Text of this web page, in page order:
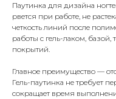
Паутинка для дизайна
рвется при работе, не
четкость линий после
работы с гель-лаком,
покрытий.
Главное преимущество —
Гель-паутинка не требует
сокращает время